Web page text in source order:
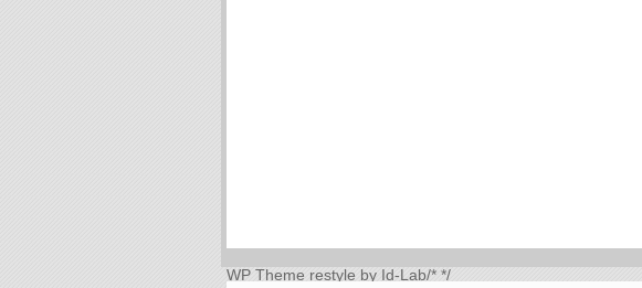
WP Theme restyle by Id-Lab/* */